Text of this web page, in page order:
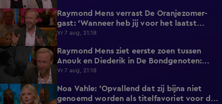
1:17
Raymond Mens verrast De Oranjezomer-
gast: 'Wanneer heb jij voor het laatst
afgetrokken?'
Vr 7 aug, 21:18
Raymond Mens ziet eerste zoen tussen
Anouk en Diederik in De Bondgenoten:
'Echt een soap!'
Vr 7 aug, 21:18
3:24
Noa Vahle: 'Opvallend dat zij bijna niet
genoemd worden als titelfavoriet voor de